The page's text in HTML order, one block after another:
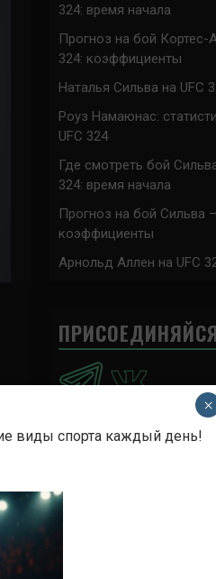
324: время начала
Прогноз на бой
324: коэффициенты
Наталья Сильва на UFC
Роуз Намаюнас:
UFC 324
Где смотреть бой
324: время начала
Прогноз на бой Сильва
коэффициенты
Арнольд Аллен на UFC
Доминик
Спасибо что выложили этот
UFC 324
Расписание
виды спорта каждый день!
×